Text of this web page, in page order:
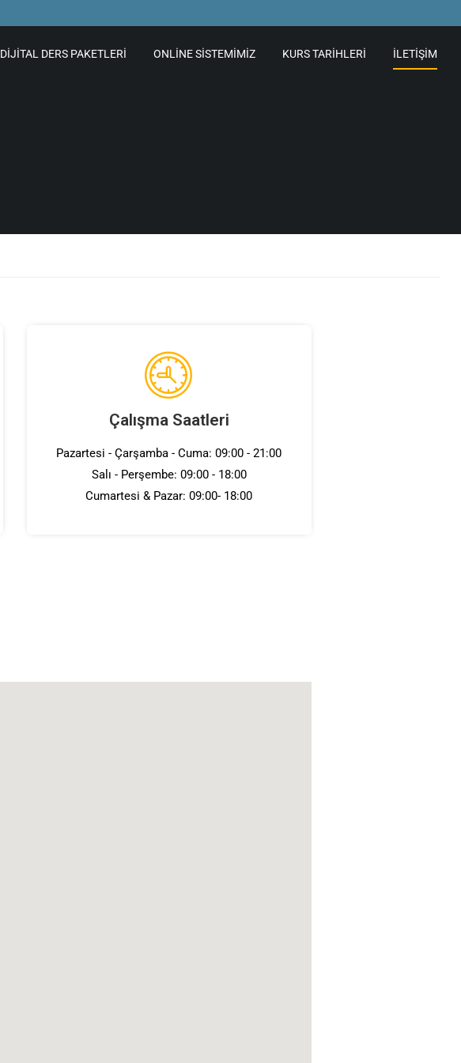
DIJITAL DERS PAKETLERI ONLINE SISTEMIMIZ KURS TARIHLERI İLETIŞIM
Çalışma Saatleri
Pazartesi - Çarşamba - Cuma: 09:00 - 21:00
Salı - Perşembe: 09:00 - 18:00
Cumartesi & Pazar: 09:00- 18:00